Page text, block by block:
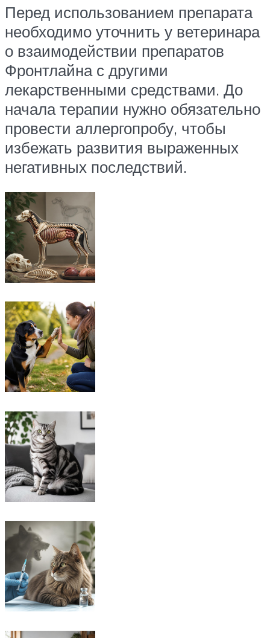
Перед использованием препарата
необходимо уточнить у ветеринара
о взаимодействии препаратов
Фронтлайна с другими
лекарственными средствами. До
начала терапии нужно обязательно
провести аллергопробу, чтобы
избежать развития выраженных
негативных последствий.